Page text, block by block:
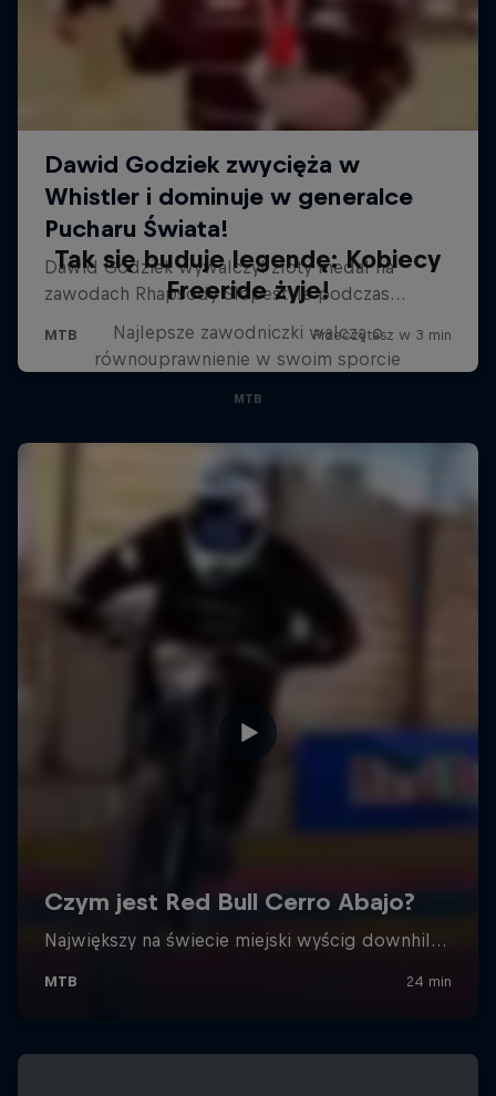
Tak się buduje legendę: Kobiecy
Freeride żyje!
Najlepsze zawodniczki walczą o
równouprawnienie w swoim sporcie
MTB